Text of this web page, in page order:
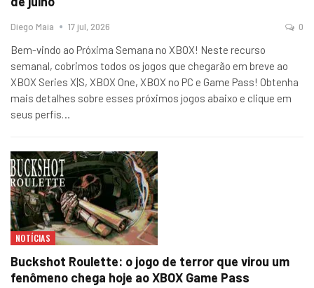
Diego Maia 17 jul, 2026 0
Bem-vindo ao Próxima Semana no XBOX! Neste recurso
semanal, cobrimos todos os jogos que chegarão em breve ao
XBOX Series X|S, XBOX One, XBOX no PC e Game Pass! Obtenha
mais detalhes sobre esses próximos jogos abaixo e clique em
seus perfis…
NOTÍCIAS
Buckshot Roulette: o jogo de terror que virou um
fenômeno chega hoje ao XBOX Game Pass